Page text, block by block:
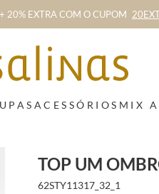
20% EXTRA COM O CUPOM
ACESSÓRIOS MIX
TOP UM
62STY11317_32_1